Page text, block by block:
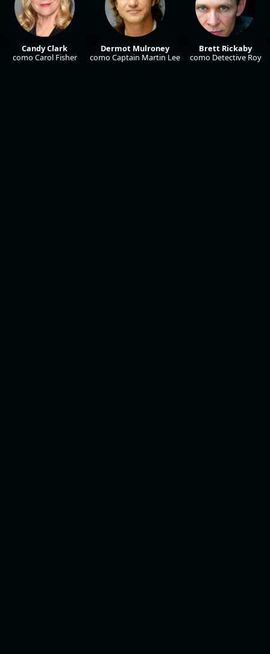
Candy Clark
como Carol Fisher
Dermot Mulroney
como Captain Martin Lee
Brett Rickaby
como Detective Roy